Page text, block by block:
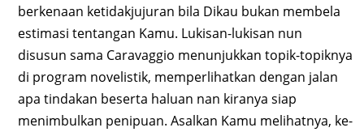
berkenaan ketidakjujuran bila Dikau bukan membela
estimasi tentangan Kamu. Lukisan-lukisan nun
disusun sama Caravaggio menunjukkan topik-topiknya
di program novelistik, memperlihatkan dengan jalan
apa tindakan beserta haluan nan kiranya siap
menimbulkan penipuan. Asalkan Kamu melihatnya, ke-